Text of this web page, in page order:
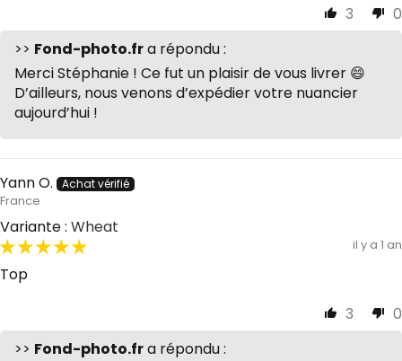
3
0
>> Fond-photo.fra répondu :
Merci Stéphanie ! Ce fut un plaisir de vous livrer 😄
D’ailleurs, nous venons d’expédier votre nuancier
aujourd’hui !
Yann O.
France
Wheat
il y a 1 an
Top
3
0
>> Fond-photo.fra répondu :